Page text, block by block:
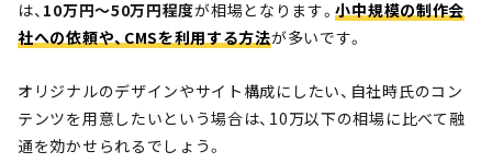
は、 10万円～50万円程度が相場となります。小中規模の制作会
社への依頼や、CMSを利用する方法が多いです。
オリジナルのデザインやサイト構成にしたい、自社時氏のコン
テンツを用意したいという場合は、10万以下の相場に比べて融
通を効かせられるでしょう。